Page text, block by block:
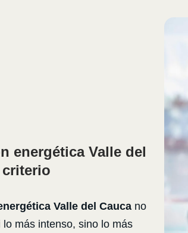
energética Valle del
criterio
Valle del Caucano
lo más intenso, sino lo más